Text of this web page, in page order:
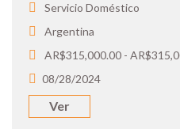
Servicio Doméstico
Argentina
AR$315,000.00 -
08/28/2024
Ver